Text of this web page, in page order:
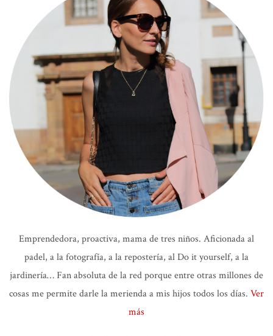
Emprendedora, proactiva, mama de tres niños. Aficionada al
padel, a la fotografía, a la repostería, al Do it yourself, a la
jardinería… Fan absoluta de la red porque entre otras millones de
cosas me permite darle la merienda a mis hijos todos los días. Ver
más